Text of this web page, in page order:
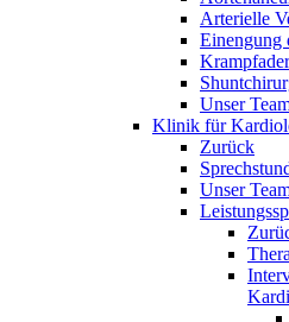
Arterielle
Einengung
Unser
Klinik für
Zurück
Unser